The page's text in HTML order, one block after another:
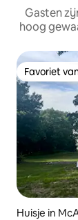
Gasten
hoog
Favoriet
Favoriet
Huisje in